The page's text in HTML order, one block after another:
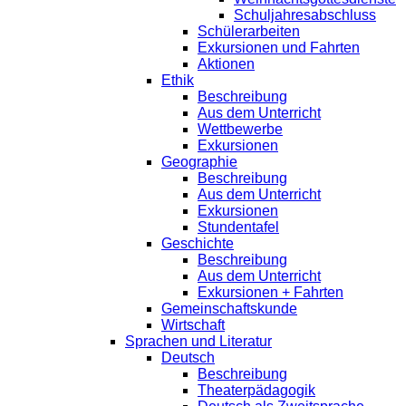
Schuljahresabschluss
Schülerarbeiten
Exkursionen und Fahrten
Aktionen
Ethik
Beschreibung
Aus dem Unterricht
Wettbewerbe
Exkursionen
Geographie
Beschreibung
Aus dem Unterricht
Exkursionen
Stundentafel
Geschichte
Beschreibung
Aus dem Unterricht
Exkursionen + Fahrten
Gemeinschaftskunde
Wirtschaft
Sprachen und Literatur
Deutsch
Beschreibung
Theaterpädagogik